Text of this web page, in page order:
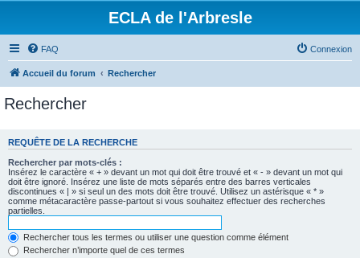
ECLA de l'Arbresle
FAQ Connexion
Accueil du forum Rechercher
Rechercher
REQUÊTE DE LA RECHERCHE
Rechercher par mots-clés :
Insérez le caractère « + » devant un mot qui doit être trouvé et « - » devant un mot qui
doit être ignoré. Insérez une liste de mots séparés entre des barres verticales
discontinues « | » si seul un des mots doit être trouvé. Utilisez un astérisque « * »
comme métacaractère passe-partout si vous souhaitez effectuer des recherches
partielles.
Rechercher tous les termes ou utiliser une question comme élément
Rechercher n’importe quel de ces termes